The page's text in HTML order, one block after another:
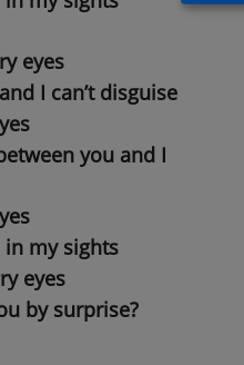
eyes
I can’t disguise
you and I
in my sights
eyes
by surprise?